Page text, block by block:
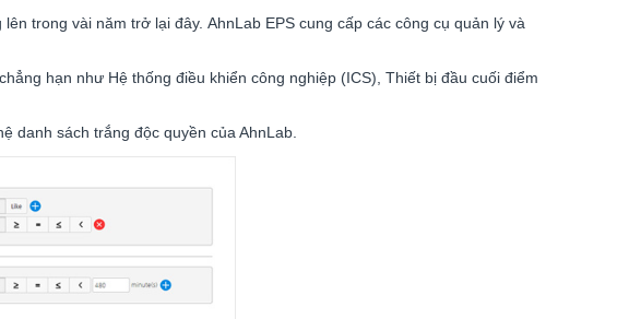
trong vài năm trở lại đây. AhnLab EPS cung cấp các công cụ quản lý và
hạn như Hệ thống điều khiển công nghiệp (ICS), Thiết bị đầu cuối điểm
danh sách trắng độc quyền của AhnLab.